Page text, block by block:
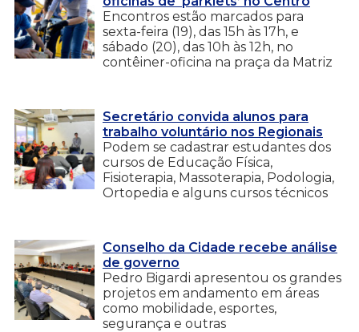
Encontros estão marcados para
sexta-feira (19), das 15h às 17h, e
sábado (20), das 10h às 12h, no
contêiner-oficina na praça da Matriz
Secretário convida alunos para
trabalho voluntário nos Regionais
Podem se cadastrar estudantes dos
cursos de Educação Física,
Fisioterapia, Massoterapia, Podologia,
Ortopedia e alguns cursos técnicos
Conselho da Cidade recebe análise
de governo
Pedro Bigardi apresentou os grandes
projetos em andamento em áreas
como mobilidade, esportes,
segurança e outras